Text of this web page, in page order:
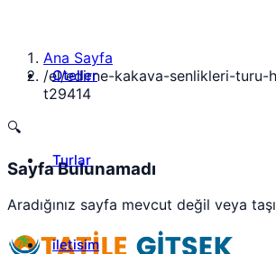
Oteller
Turlar
iletisim
Ana Sayfa
/el/edirne-kakava-senlikleri-turu-
t29414
🔍
Sayfa Bulunamadı
Aradığınız sayfa mevcut değil veya